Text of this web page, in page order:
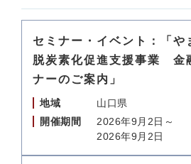
セミナー・イベント：「や
脱炭素化促進支援事業 金
ナーのご案内」
地域
山口県
開催期間
2026年9月2日～
2026年9月2日